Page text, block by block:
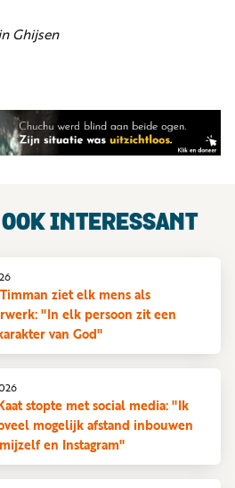
Ghijsen
INTERESSANT
ziet elk mens als
"In elk persoon zit een
van God"
stopte met social media: "Ik
mogelijk afstand inbouwen
en Instagram"